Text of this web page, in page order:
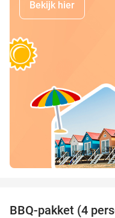
Bekijk hier
BBQ-pakket (4